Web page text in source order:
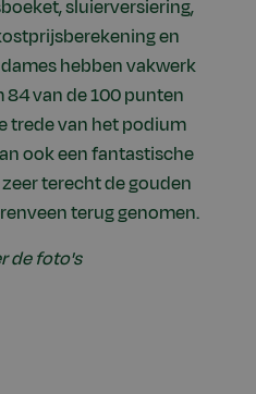
sluierversiering,
en
hebben vakwerk
van de 100 punten
trede van het podium
ook een fantastische
terecht de gouden
terug genomen.
de foto's